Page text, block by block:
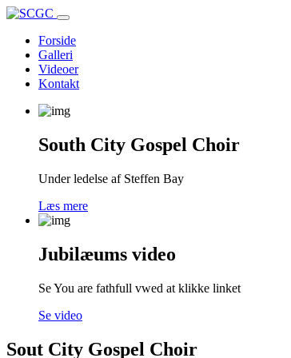
Toggle
navigation
Forside
Galleri
Videoer
Kontakt
South City Gospel Choir
Under ledelse af Steffen Bay
Læs mere
Jubilæums video
Se You are fathfull vwed at klikke linket
Se video
Sout City Gospel Choir